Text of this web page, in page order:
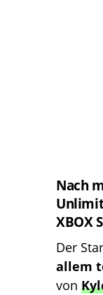
Nach
XBOX
Der
allem
von